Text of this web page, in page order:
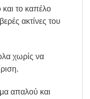
το καπέλο
ακτίνες του
χωρίς να
απαλού και